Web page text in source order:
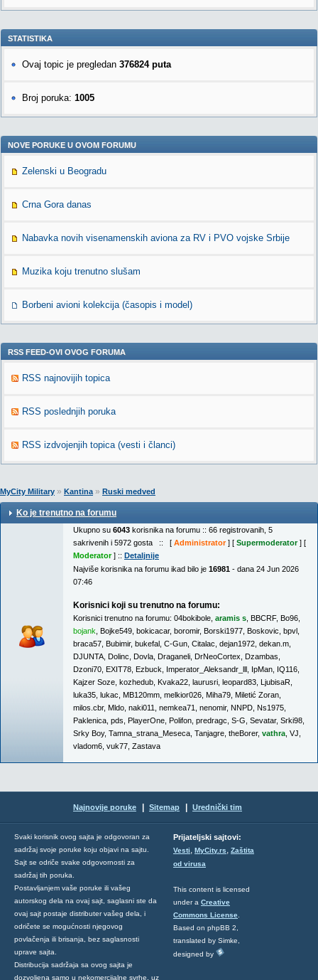
STATISTIKA
Ovaj topic je pregledan 376824 puta
Broj poruka: 1005
NOVE PORUKE U OVOM FORUMU
Zelenski u Beogradu
Crna Gora danas
Nabavka novih visenamenskih aviona za RV i PVO vojske Srbije
Muzika koju trenutno slušam
Borbeni avioni kolekcija (časopis i model)
RSS FEED-OVI OVOG FORUMA
RSS najnovijih topica
RSS poslednjih poruka
RSS izdvojenjih topica (vesti i članci)
MyCity Military » Kantina» Ruski medved
Ko je trenutno na forumu
Ukupno su 6043 korisnika na forumu :: 66 registrovanih, 5
sakrivenih i 5972 gosta :: [ Administrator] [ Supermoderator] [
Moderator] :: Detaljnije
Najviše korisnika na forumu ikad bilo je 16981 - dana 24 Jun 2026
07:46
Korisnici koji su trenutno na forumu:
Korisnici trenutno na forumu: 04bokibole aramis s BBCRF, Bo96
bojank Bojke549 bokicacar, boromir, Borski1977 Boskovic bpvl
braca57 Bubimir, bukefal C-Gun Citalac dejan1972 dekan.m
DJUNTA Dolinc Dovla Draganeli DrNeoCortex Dzambas
Dzoni70 EXIT78 Ezbuck Imperator_Aleksandr_lll IpMan IQ116
Kajzer Soze kozhedub Kvaka22 laurusri leopard83 LjubisaR
luka35 lukac MB120mm melkior026 Miha79 Miletić Zoran
milos.cbr, Mldo naki011 nemkea71 nenomir, NNPD Ns1975
Paklenica pds PlayerOne Polifon predragc S-G Sevatar, Srki98
Srky Boy, Tamna_strana_Meseca Tanjagre theBorer, vathra VJ
vladom6 vuk77 Zastava
Najnovije poruke Sitemap Urednički tim
Svaki korisnik ovog sajta je odgovoran za
sadržaj svoje poruke koju objavi na sajtu.
Sajt se odriče svake odgovornosti za
sadržaj tih poruka.
Postavljanjem vaše poruke ili vašeg
autorskog dela na ovaj sajt, saglasni ste da
ovaj sajt postaje distributer vašeg dela, i
odričete se mogućnosti njegovog
povlačenja ili brisanja, bez saglasnosti
uprave sajta.
Distribucija sadržaja sa ovog sajta je
dozvoljena samo u nekomercijalne svrhe, uz
Prijateljski sajtovi:
Vesti, MyCity.rs, Zaštita
od virusa
This content is licensed
under a Creative
Commons License
Based on phpBB 2,
translated by Simke,
designed by